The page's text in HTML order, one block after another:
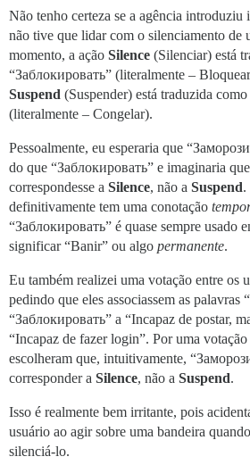
Não tenho certeza se a agência introduziu
não tive que lidar com o silenciamento de
momento, a ação Silence (Silenciar) está
“Заблокировать” (literalmente –
Suspend (Suspender) está traduzida
(literalmente – Congelar).
Pessoalmente, eu esperaria que
do que “Заблокировать” e imaginaria
correspondesse a Silence, não a Suspend.
definitivamente tem uma conotação
“Заблокировать” é quase sempre usado
significar “Banir” ou algo permanente.
Eu também realizei uma votação entre os
pedindo que eles associassem as palavras
“Заблокировать” a “Incapaz de postar,
“Incapaz de fazer login”. Por uma votação
escolheram que, intuitivamente,
corresponder a Silence, não a Suspend.
Isso é realmente bem irritante, pois
usuário ao agir sobre uma bandeira
silenciá-lo.